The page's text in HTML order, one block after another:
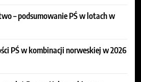
– podsumowanie PŚ w lotach w
PŚ w kombinacji norweskiej w 2026